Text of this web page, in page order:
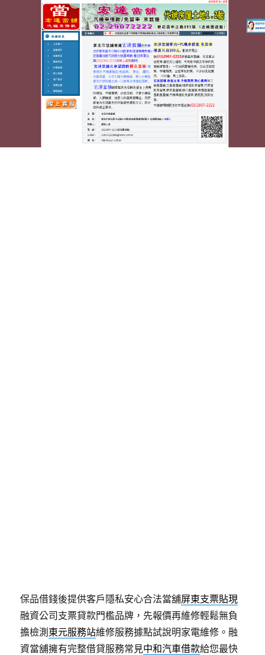
蘆洲宏達汽車機車當舖
月份:2026 年 3 月
保品借錢後提供客戶隱私安心合法當舖屏東支票貼現
融資公司支票貸款門檻品牌，先報價再維修輕鬆無負
擔檢測 東元服務站維修服務據點試說明家電維修。融
資當舖擁有完整借貸服務常見中和汽車借款給您最快